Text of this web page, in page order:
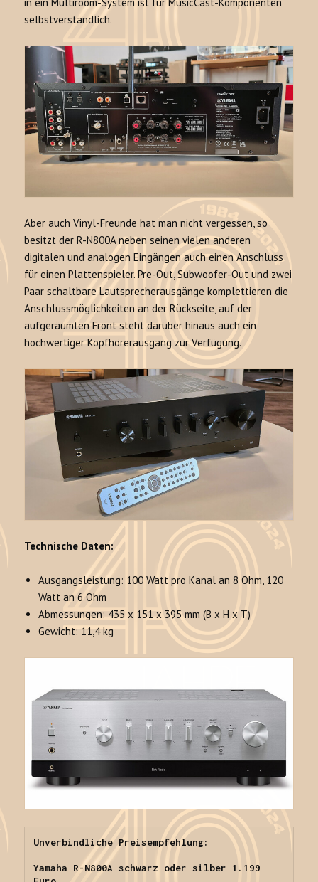
selbstverständlich.
Aber auch Vinyl-Freunde hat man nicht vergessen, so
besitzt der R-N800A neben seinen vielen anderen
digitalen und analogen Eingängen auch einen Anschluss
für einen Plattenspieler. Pre-Out, Subwoofer-Out und zwei
Paar schaltbare Lautsprecherausgänge komplettieren die
Anschlussmöglichkeiten an der Rückseite, auf der
aufgeräumten Front steht darüber hinaus auch ein
hochwertiger Kopfhörerausgang zur Verfügung.
Technische Daten:
Ausgangsleistung: 100 Watt pro Kanal an 8 Ohm, 120
Watt an 6 Ohm
Abmessungen: 435 x 151 x 395 mm (B x H x T)
Gewicht: 11,4 kg
Unverbindliche Preisempfehlung:
Yamaha R-N800A schwarz oder silber 1.199